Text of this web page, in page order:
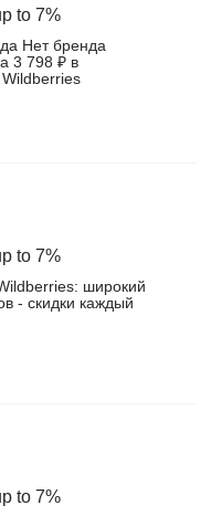
to 7%
Нет бренда
3 798 ₽ в
Wildberries
to 7%
широкий
- скидки каждый
to 7%